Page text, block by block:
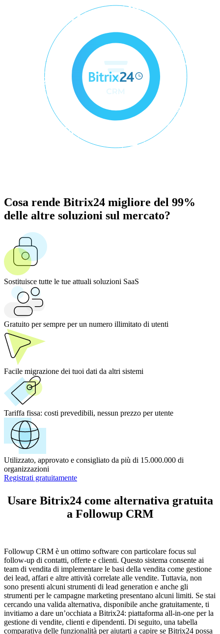
Cosa rende Bitrix24 migliore del 99%
delle altre soluzioni sul mercato?
Sostituisce tutte le tue attuali soluzioni SaaS
Gratuito per sempre per un numero illimitato di utenti
Facile migrazione dei tuoi dati da altri sistemi
Tariffa fissa: costi prevedibili, nessun prezzo per utente
Utilizzato, approvato e consigliato da più di 15.000.000 di
organizzazioni
Registrati gratuitamente
Usare Bitrix24 come alternativa gratuita
a Followup CRM
Followup CRM è un ottimo software con particolare focus sul
follow-up di contatti, offerte e clienti. Questo sistema consente ai
team di vendita di implementare le basi della vendita come gestione
dei lead, affari e altre attività correlate alle vendite. Tuttavia, non
sono presenti alcuni strumenti di lead generation e anche gli
strumenti per le campagne marketing presentano alcuni limiti. Se stai
cercando una valida alternativa, disponibile anche gratuitamente, ti
invitiamo a dare un’occhiata a Bitrix24: piattaforma all-in-one per la
gestione di vendite, clienti e dipendenti. Di seguito, una tabella
comparativa delle funzionalità per aiutarti a capire se Bitrix24 possa